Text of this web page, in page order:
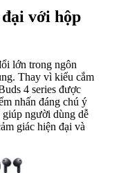
với hộp
lớn trong ngôn
Thay vì kiểu cắm
4 series được
nhấn đáng chú ý
giúp người dùng dễ
giác hiện đại và